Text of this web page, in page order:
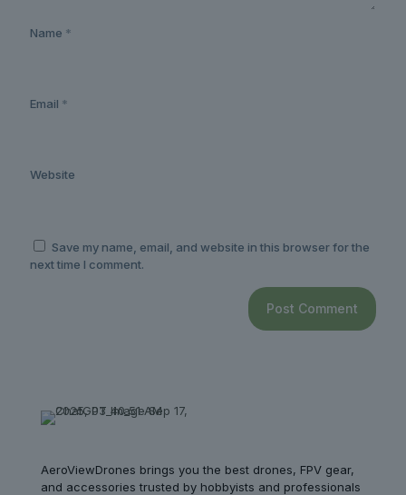
Name *
Email *
Website
Save my name, email, and website in this browser for the
next time I comment.
AeroViewDrones brings you the best drones, FPV gear,
and accessories trusted by hobbyists and professionals